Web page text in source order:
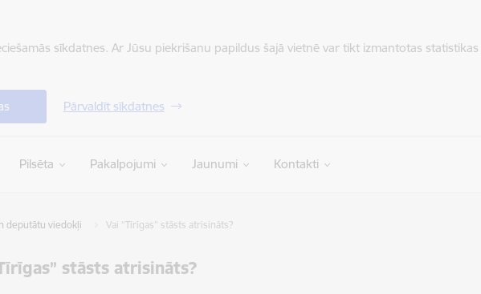
sīkdatnes. Ar Jūsu piekrišanu papildus šajā vietnē var tikt izmantotas
Pārvaldīt sīkdatnes
Pilsēta Pakalpojumi Jaunumi Kontakti
deputātu viedokļi Vai “Tīrīgas” stāsts atrisināts?
stāsts atrisināts?